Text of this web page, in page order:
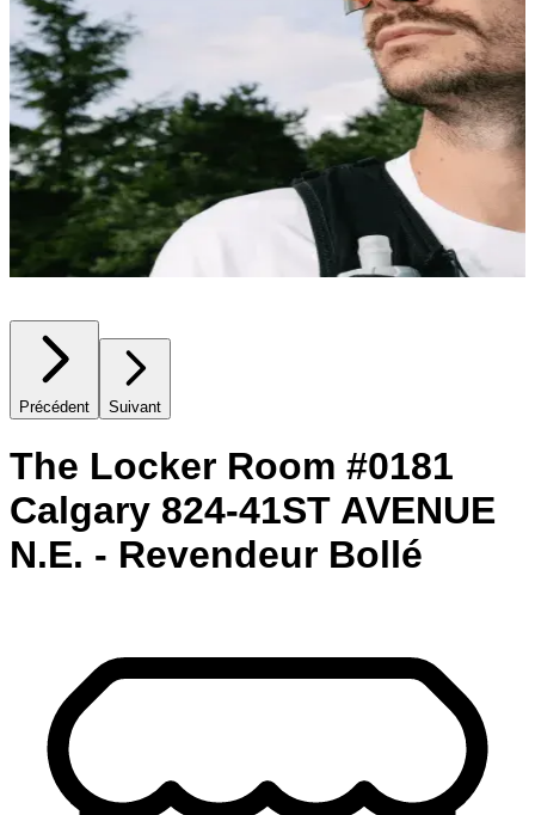
Précédent Suivant
The Locker Room #0181
Calgary 824-41ST AVENUE
N.E. - Revendeur Bollé